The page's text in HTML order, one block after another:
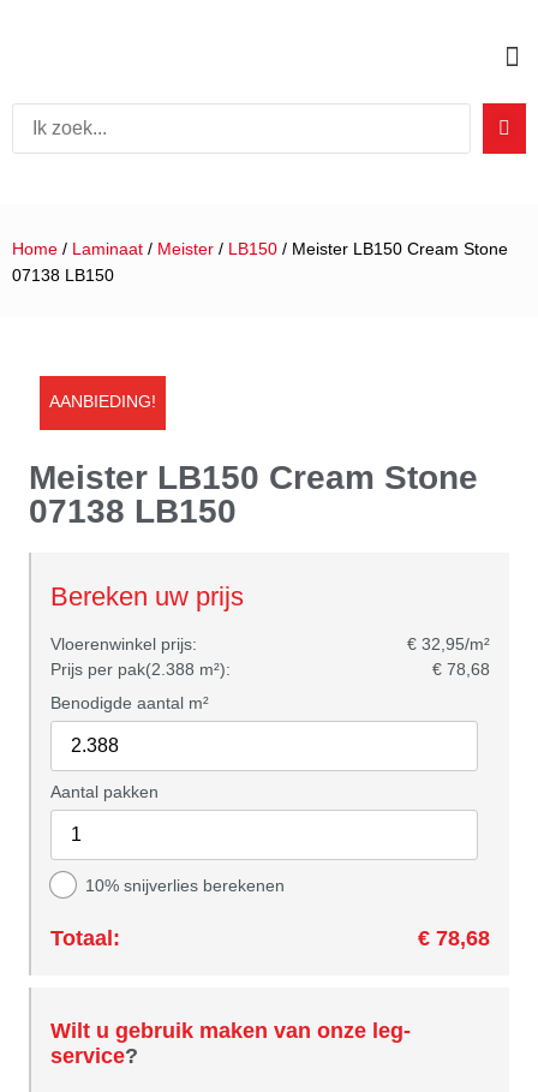
Home / Laminaat / Meister / LB150 / Meister LB150 Cream Stone
07138 LB150
AANBIEDING!
Meister LB150 Cream Stone
07138 LB150
Bereken uw prijs
Vloerenwinkel prijs:
€ 32,95/m²
Prijs per pak(2.388 m²):
€ 78,68
Benodigde aantal m²
Aantal pakken
10% snijverlies berekenen
Totaal: € 78,68
Wilt u gebruik maken van onze leg-
service?